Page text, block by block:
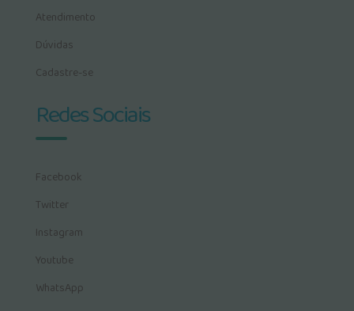
Atendimento
Dúvidas
Cadastre-se
Redes Sociais
Facebook
Twitter
Instagram
Youtube
WhatsApp